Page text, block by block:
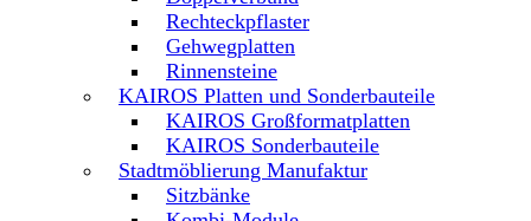
Rechteckpflaster
Gehwegplatten
Rinnensteine
KAIROS Platten und Sonderbauteile
KAIROS Großformatplatten
KAIROS Sonderbauteile
Stadtmöblierung Manufaktur
Sitzbänke